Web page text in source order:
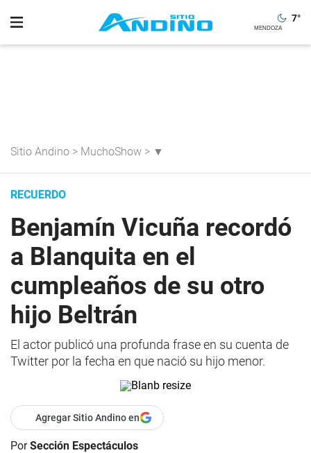
7°
Sitio Andino > MuchoShow > ▼
RECUERDO
Benjamín Vicuña recordó
a Blanquita en el
cumpleaños de su otro
hijo Beltrán
El actor publicó una profunda frase en su cuenta de
Twitter por la fecha en que nació su hijo menor.
Agregar Sitio Andino en
PorSección Espectáculos